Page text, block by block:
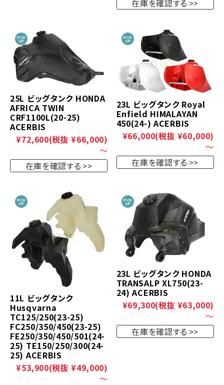
在庫を確認する
25L ビッグタンク HONDA
AFRICA TWIN
CRF1100L(20-25)
ACERBIS
¥72,600(税抜 ¥66,000)
～
在庫を確認する
23L ビッグタンク Royal
Enfield HIMALAYAN
450(24-) ACERBIS
¥66,000(税抜 ¥60,000)
～
在庫を確認する
11L ビッグタンク
Husqvarna
TC125/250(23-25)
FC250/350/450(23-25)
FE250/350/450/501(24-
25) TE150/250/300(24-
25) ACERBIS
¥53,900(税抜 ¥49,000)
～
23L ビッグタンク HONDA
TRANSALP XL750(23-
24) ACERBIS
¥69,300(税抜 ¥63,000)
～
在庫を確認する